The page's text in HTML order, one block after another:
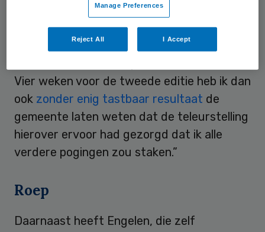
“Denk aan horeca, hotels, side-events,
tours, enzovoort. Of aan andere
dwarsverbanden om de aanwezige kennis,
Vier weken voor de tweede editie heb ik dan
ook zonder enig tastbaar resultaat de
gemeente laten weten dat de teleurstelling
hierover ervoor had gezorgd dat ik alle
verdere pogingen zou staken.”
Roep
Daarnaast heeft Engelen, die zelf
Manage Preferences
Reject All I Accept